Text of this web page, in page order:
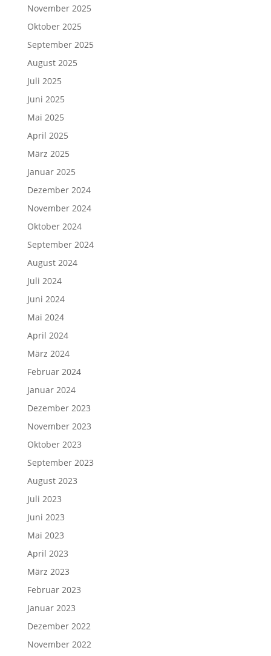
November 2025
Oktober 2025
September 2025
August 2025
Juli 2025
Juni 2025
Mai 2025
April 2025
März 2025
Januar 2025
Dezember 2024
November 2024
Oktober 2024
September 2024
August 2024
Juli 2024
Juni 2024
Mai 2024
April 2024
März 2024
Februar 2024
Januar 2024
Dezember 2023
November 2023
Oktober 2023
September 2023
August 2023
Juli 2023
Juni 2023
Mai 2023
April 2023
März 2023
Februar 2023
Januar 2023
Dezember 2022
November 2022